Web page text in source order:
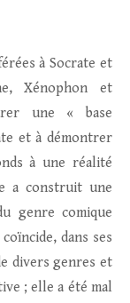
à Socrate et
Xénophon et
une « base
et à démontrer
à une réalité
a construit une
genre comique
dans ses
divers genres et
; elle a été mal